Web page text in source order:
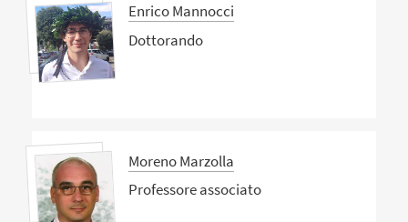
Enrico Mannocci
Dottorando
Moreno Marzolla
Professore associato